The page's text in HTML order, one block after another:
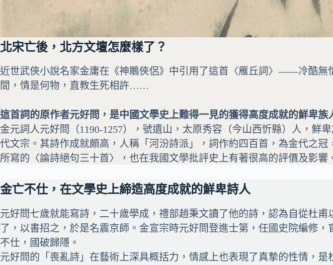
北宋亡後，北方文壇怎麼樣了？
近世武俠小說名家金庸在《神鵰俠侶》中引用了這首〈雁丘詞〉——冷酷無
間，情是何物，直教生死相許……
這首詞的原作者元好問，是中國文學史上難得一見的獲得高度成就的鮮卑族
金元詞人元好問
（1190-1257），號遺山，太原秀容（今山西忻縣）人，
代文宗。其詩作成就頗高，人稱「河汾詩派」，詞作約四百首，為金代之
所寫的〈論詩絕句三十首〉，也在我國文學批評史上有著很高的評價及影響
金亡不仕，在文學史上締造高度成就的鮮卑詩人
元好問七歲就能寫詩，二十歲學成，禮部趙秉文讀了他的詩，認為自從杜甫
了，以書招之，於是名震京師。金宣宗時元好問登進士第，任國史院編修，
不仕，國破歸隱。
元好問的「喪亂詩」在藝術上深具概括力，情感上也表現了真摯的性情，是